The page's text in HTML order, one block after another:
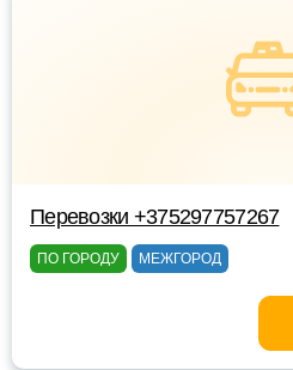
Перевозки +375297757267
ПО ГОРОДУ МЕЖГОРОД